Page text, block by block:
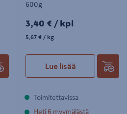
600g
3,40€/kpl
3,40 € / kpl
5,67€/kg
5,67 € / kg
Lue lisää
Toimitettavissa
Heti 6 myymälästä